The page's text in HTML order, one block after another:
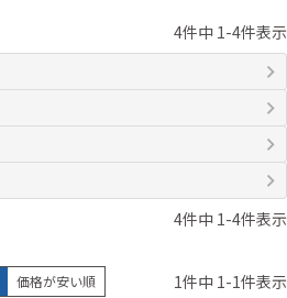
4件中 1-4件表示
4件中 1-4件表示
価格が安い順 1件中 1-1件表示